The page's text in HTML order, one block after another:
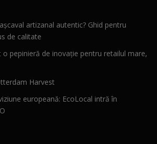
artizanal autentic? Ghid pentru
de calitate
o pepinieră de inovație pentru retailul mare,
Harvest
europeană: EcoLocal intră în